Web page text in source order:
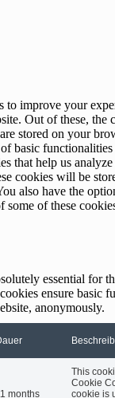
to improve your
Out of these, the
stored on your
basic
that help us
cookies will be
also have the
some of these
essential for
ensure basic
anonymously.
months
This
Cookie
cookie is